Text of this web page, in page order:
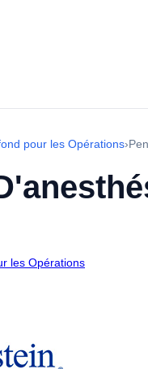
pour les Opérations›
les Opérations